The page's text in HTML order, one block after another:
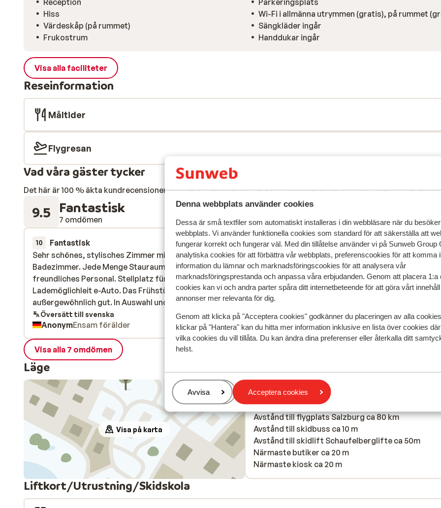
Denna webbplats använder cookies
Dessa är små textfiler som automatiskt installeras i din webbläsare när du
webbplats. Vi använder funktionella cookies som standard för att säkerställa att
fungerar korrekt och fungerar väl. Med din tillåtelse använder vi på Sunweb Group
analytiska cookies för att förbättra vår webbplats, preferenscookies för att komma
information du lämnar och marknadsföringscookies för att analysera vår
marknadsföringsprestanda och anpassa våra erbjudanden. Genom att placera 1:a
cookies kan vi och andra parter spåra ditt internetbeteende för att göra vårt
annonser mer relevanta för dig.
Genom att klicka på "Acceptera cookies" godkänner du placeringen av alla
klickar på "Hantera" kan du hitta mer information inklusive en lista över cookies
vilka cookies du vill tillåta. Du kan ändra dina preferenser eller återkalla ditt
helst.
Hantera
Avvisa Acceptera cookies
Reception
Hiss
Värdeskåp (på rummet)
Frukostrum
Parkeringsplats
Wi-Fi i allmänna utrymmen (gratis), på rummet
Sängkläder ingår
Handdukar ingår
Visa alla faciliteter
Reseinformation
Måltider
Flygresan
Vad våra gäster tycker
Det här är 100 % äkta kundrecensioner som verkligen speglar deras upplevelser av vår produkt.Mer om
9.5 Fantastisk
7 omdömen Mest bokad av
10 Fantastisk
27 mars 2026
Sehr schönes, stylisches Zimmer mit tollem
Badezimmer. Jede Menge Stauraum. Super
freundliches Personal. Stellplatz für Auto und
Lademöglichleit e-Auto. Das Frühstück ist
außergewöhnlich gut. In Auswahl und Qualität.
Sehr schönes, stylisches Zimmer mit tollem
Badezimmer. Jede Menge Stauraum. Super
freundliches Personal. Stellplatz für Auto und
Lademöglichleit e-Auto. Das Frühstück ist
außergewöhnlich gut. In Auswahl und Qualität.
Översätt till svenska
AnonymEnsam förälder
9.7 Fantastisk
2 apr.
Moderne accommodatie met eigen
Perfecte ligging naast de gondel. Heerlijk uitgebreid
ontbijt. Zeer vriendelijk personeel. Luxe dat er een
sauna en relaxruimte is.
Moderne accommodatie met eigen
Perfecte ligging naast de gondel. Heerlijk uitgebreid
ontbijt. Zeer vriendelijk personeel. Luxe dat er een
sauna en relaxruimte is.
Översätt till svenska
Anonym Vänner
Visa alla 7 omdömen
Läge
Visa på karta
I området
I utkanten av centrum
Avstånd till flygplats Salzburg ca 80 km
Avstånd till skidbuss ca 10 m
Avstånd till skidlift Schaufelberglifte ca 50m
Närmaste butiker ca 20 m
Närmaste kiosk ca 20 m
Liftkort/Utrustning/Skidskola